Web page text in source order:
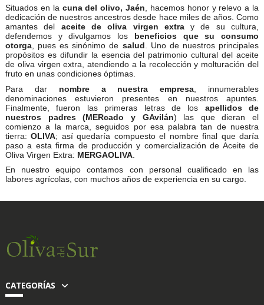
Situados en la cuna del olivo, Jaén , hacemos honor y relevo a la
dedicación de nuestros ancestros desde hace miles de años. Como
amantes del aceite de oliva virgen extray de su cultura,
defendemos y divulgamos los beneficios que su consumo
otorga , pues es sinónimo de salud . Uno de nuestros principales
propósitos es difundir la esencia del patrimonio cultural del aceite
de oliva virgen extra, atendiendo a la recolección y molturación del
fruto en unas condiciones óptimas.
Para dar nombre a nuestra empresa , innumerables
denominaciones estuvieron presentes en nuestros apuntes.
Finalmente, fueron las primeras letras de los apellidos de
nuestros padres (MERcado y GAvilán) las que dieran el
comienzo a la marca, seguidos por esa palabra tan de nuestra
tierra:OLIVA; así quedaría compuesto el nombre final que daría
paso a esta firma de producción y comercialización de Aceite de
Oliva Virgen Extra: MERGAOLIVA
En nuestro equipo contamos con personal cualificado en las
labores agrícolas, con muchos años de experiencia en su cargo.
CATEGORÍAS